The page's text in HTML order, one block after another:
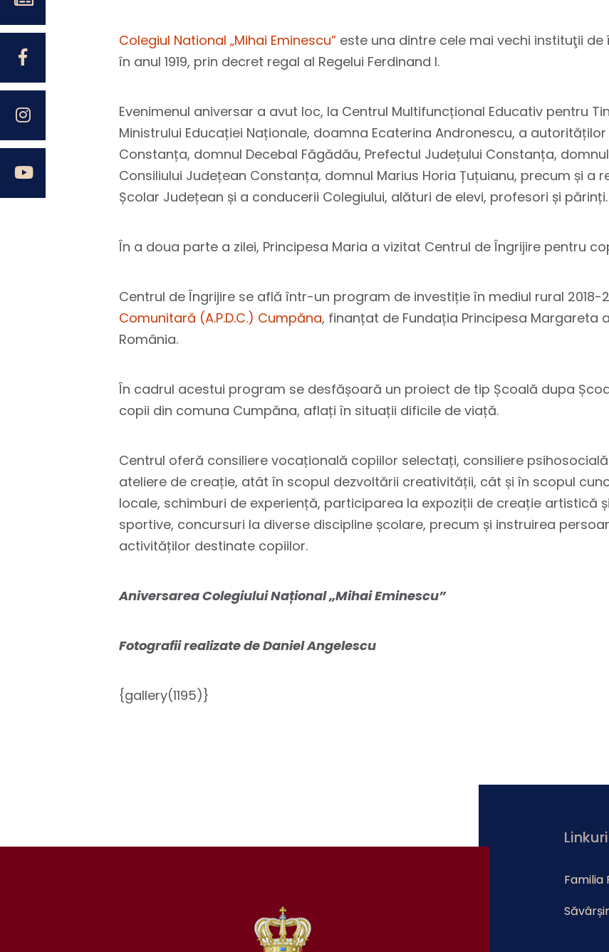
Colegiul National „Mihai Eminescu” este una dintre cele mai vechi instituţii
în anul 1919, prin decret regal al Regelui Ferdinand I.
Evenimenul aniversar a avut loc, la Centrul Multifuncțional Educativ pentru
Ministrului Educației Naționale, doamna Ecaterina Andronescu, a
Constanța, domnul Decebal Făgădău, Prefectul Județului Constanța,
Consiliului Județean Constanța, domnul Marius Horia Țuțuianu, precum și a
Școlar Județean și a conducerii Colegiului, alături de elevi, profesori și părinți.
În a doua parte a zilei, Principesa Maria a vizitat Centrul de Îngrijire pentru
Centrul de Îngrijire se află într-un program de investiție în mediul rural 2018-
Comunitară (A.P.D.C.) Cumpăna, finanțat de Fundația Principesa Margareta
România.
În cadrul acestui program se desfășoară un proiect de tip Școală dupa
copii din comuna Cumpăna, aflați în situații dificile de viață.
Centrul oferă consiliere vocațională copiilor selectați, consiliere
ateliere de creație, atât în scopul dezvoltării creativității, cât și în scopul
locale, schimburi de experiență, participarea la expoziții de creație artistică
sportive, concursuri la diverse discipline școlare, precum și instruirea
activităților destinate copiilor.
Aniversarea Colegiului Național „Mihai Eminescu”
Fotografii realizate de Daniel Angelescu
{gallery(1195)}
Linkuri
Familia